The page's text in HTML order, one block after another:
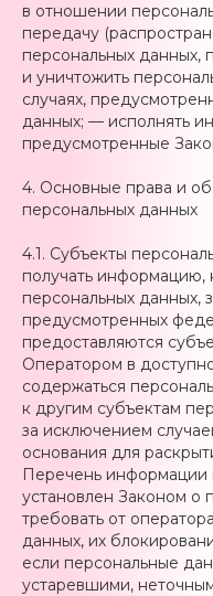
в отношении
передачу
персональных данных,
и уничтожить
случаях,
данных; — исполнять
предусмотренные
4. Основные права и
персональных данных
4.1. Субъекты
получать
персональных данных,
предусмотренных
предоставляются
Оператором в
содержаться
к другим субъектам
за исключением
основания для
Перечень информации
установлен Законом о
требовать от
данных, их
если персональные
устаревшими,